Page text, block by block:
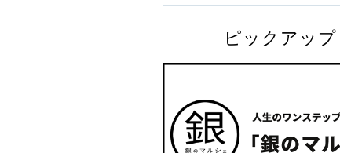
ピックアップ